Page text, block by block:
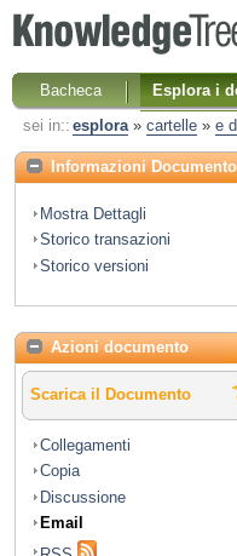
Bacheca Esplora i
sei in:: esplora» cartelle» e
Informazioni Documento
Mostra Dettagli
Storico transazioni
Storico versioni
Azioni documento
Scarica il Documento
Collegamenti
Copia
Discussione
Email